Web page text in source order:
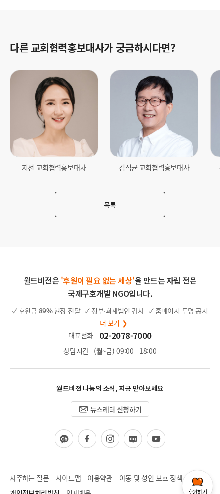
다른 교회협력홍보대사가 궁금하시다면?
썸
j
지선 교회협력홍보대사
썸
.
김석균 교회협력홍보대사
썸
.
목록
월드비전은 '후원이 필요 없는 세상'을 만드는 자립 전문
국제구호개발 NGO입니다.
✓ 후원금 89%현장 전달 ✓ 정부·회계법인 감사 ✓ 홈페이지 투명 공시
더 보기 ❯
대표전화
02-2078-7000
상담시간 (월~금) 09:00 - 18:00
월드비전 나눔의 소식, 지금 받아보세요
뉴스레터 신청하기
카
카
채
널
페
이
북
인
스
그
램
블
로
유
튜
자주하는 질문 사이트맵 이용약관
아동 및 성인 보호 정책
후원하기